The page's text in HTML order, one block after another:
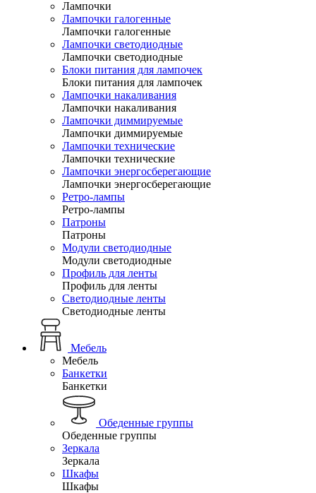
Лампочки
Лампочки галогенные
Лампочки галогенные
Лампочки светодиодные
Лампочки светодиодные
Блоки питания для лампочек
Блоки питания для лампочек
Лампочки накаливания
Лампочки накаливания
Лампочки диммируемые
Лампочки диммируемые
Лампочки технические
Лампочки технические
Лампочки энергосберегающие
Лампочки энергосберегающие
Ретро-лампы
Ретро-лампы
Патроны
Патроны
Модули светодиодные
Модули светодиодные
Профиль для ленты
Профиль для ленты
Светодиодные ленты
Светодиодные ленты
Мебель
Мебель
Банкетки
Банкетки
Обеденные группы
Обеденные группы
Зеркала
Зеркала
Шкафы
Шкафы